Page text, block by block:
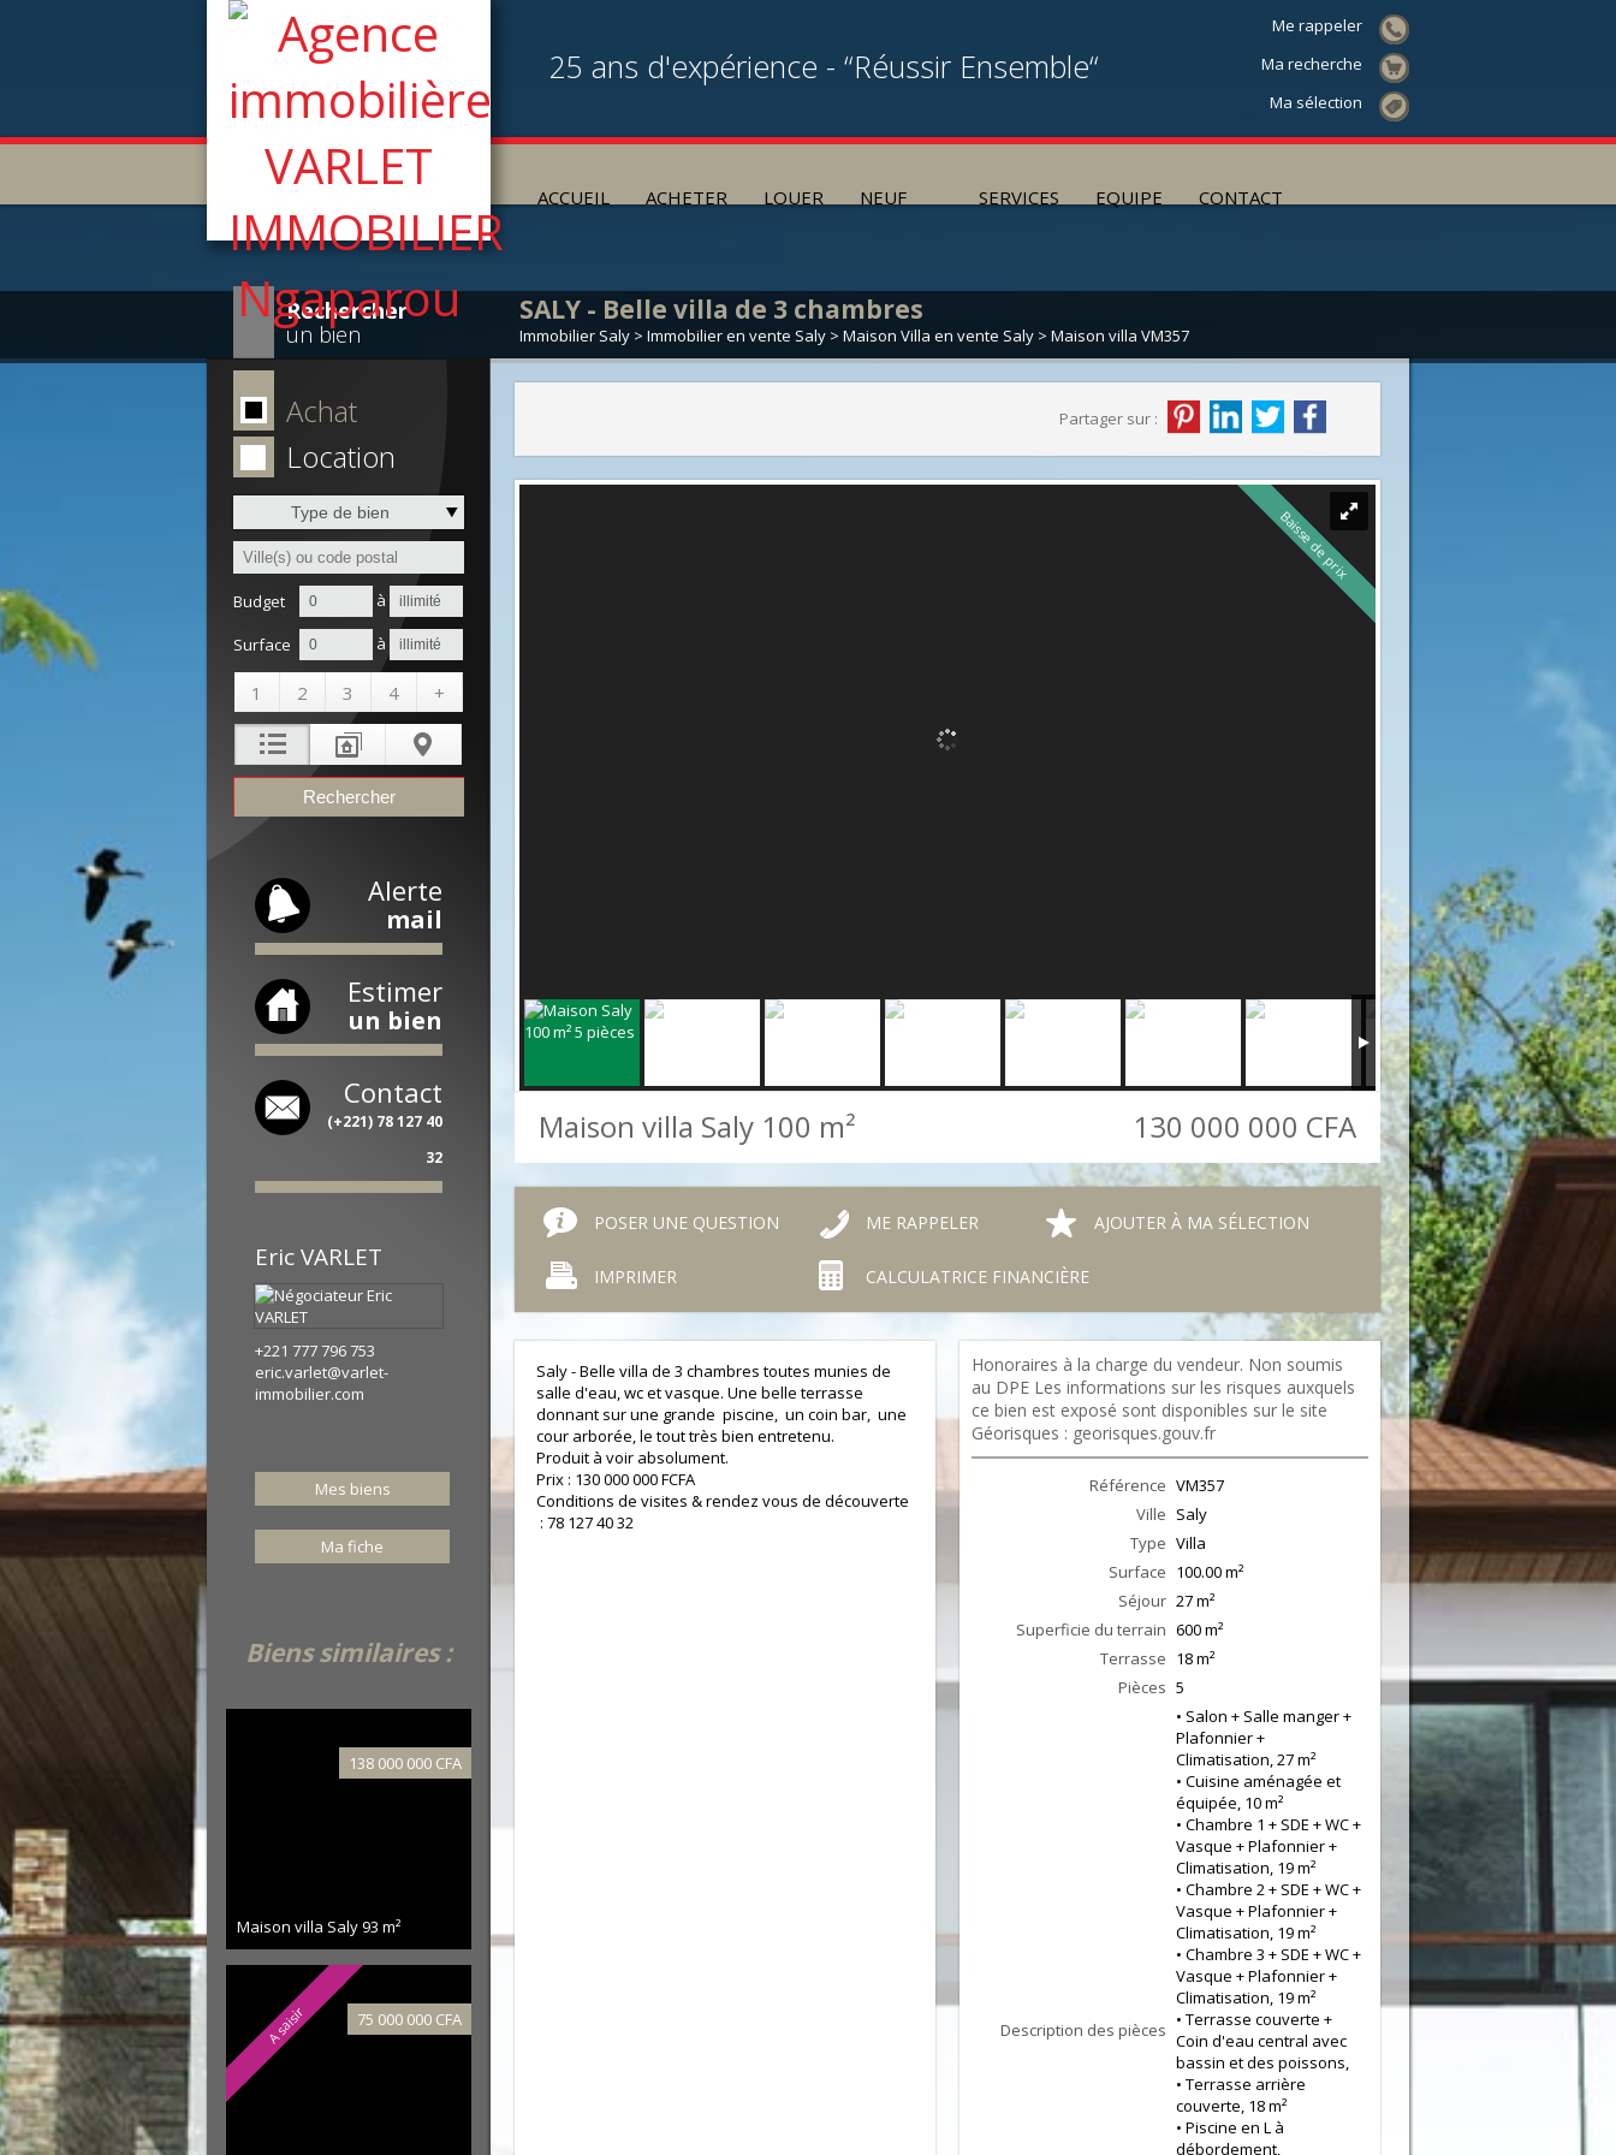
ACCUEIL ACHETER LOUER NEUF SERVICES EQUIPE CONTACT
Me rappeler
Ma recherche
Ma sélection
25 ans d'expérience - “Réussir Ensemble“
Rechercher
un bien
SALY - Belle villa de 3 chambres
Immobilier Saly > Immobilier en vente Saly > Maison Villa en vente Saly > Maison villa VM357
Achat
Location
Type de bien
Budget à
Surface à
1 2 3 4 +
Alerte
mail
Estimer
un bien
Contact
(+221) 78 127 40
32
EricVARLET
+221 777 796 753
eric.varlet@varlet-
immobilier.com
Mes biens
Ma fiche
Biens similaires :
138 000 000 CFA
Maison villa Saly93 m²
A saisir 75 000 000 CFA
Partager sur :
Baisse de prix
Maison villa Saly 100 m² 130 000 000 CFA
POSER UNE QUESTION ME RAPPELER AJOUTER À MA SÉLECTION
IMPRIMER CALCULATRICE FINANCIÈRE
Saly - Belle villa de 3 chambres toutes munies de
salle d'eau, wc et vasque. Une belle terrasse
donnant sur une grande piscine, un coin bar, une
cour arborée, le tout très bien entretenu.
Produit à voir absolument.
Prix : 130 000 000 FCFA
Conditions de visites & rendez vous de découverte
: 78 127 40 32
Honoraires à la charge du vendeur. Non soumis
au DPE Les informations sur les risques auxquels
ce bien est exposé sont disponibles sur le site
Géorisques : georisques.gouv.fr
Référence VM357
Ville Saly
Type Villa
Surface 100.00m²
Séjour 27m²
Superficie du terrain 600 m²
Terrasse 18m²
Pièces 5
Description des pièces
• Salon + Salle manger +
Plafonnier +
Climatisation, 27 m²
• Cuisine aménagée et
équipée, 10 m²
• Chambre 1 + SDE + WC +
Vasque + Plafonnier +
Climatisation, 19 m²
• Chambre 2 + SDE + WC +
Vasque + Plafonnier +
Climatisation, 19 m²
• Chambre 3 + SDE + WC +
Vasque + Plafonnier +
Climatisation, 19 m²
• Terrasse couverte +
Coin d'eau central avec
bassin et des poissons,
• Terrasse arrière
couverte, 18 m²
• Piscine en L à
débordement,